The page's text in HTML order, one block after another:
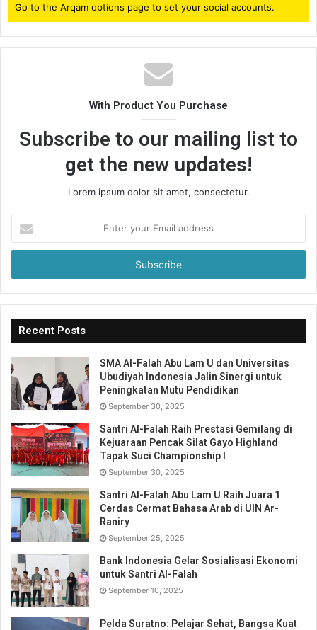
Go to the Arqam options page to set your social accounts.
With Product You Purchase
Subscribe to our mailing list to
get the new updates!
Lorem ipsum dolor sit amet, consectetur.
your
Email
Recent Posts
SMA Al-Falah Abu Lam U dan Universitas
Ubudiyah Indonesia Jalin Sinergi untuk
Peningkatan Mutu Pendidikan
September 30, 2025
Santri Al-Falah Raih Prestasi Gemilang di
Kejuaraan Pencak Silat Gayo Highland
Tapak Suci Championship I
September 30, 2025
Santri Al-Falah Abu Lam U Raih Juara 1
Cerdas Cermat Bahasa Arab di UIN Ar-
Raniry
September 25, 2025
Bank Indonesia Gelar Sosialisasi Ekonomi
untuk Santri Al-Falah
September 10, 2025
Pelda Suratno: Pelajar Sehat, Bangsa Kuat